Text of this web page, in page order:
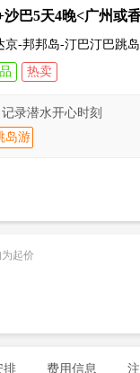
巴5天4晚<广州或
京-邦邦岛-汀巴汀巴跳
热卖
录潜水开心时刻
岛游
起价
排 费用信息